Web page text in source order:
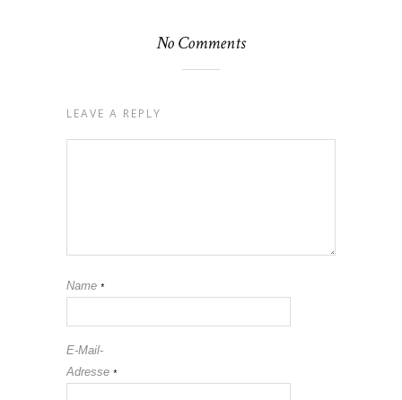
No Comments
LEAVE A REPLY
Name *
E-Mail-
Adresse *